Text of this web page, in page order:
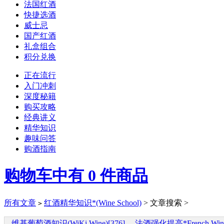
法国红酒
快捷选酒
威士忌
国产红酒
礼盒组合
积分兑换
正在流行
入门冲刺
深度秘籍
购买攻略
经典讲义
精华知识
趣味问答
购酒指南
购物车中有 0 件商品
所有文章 > 红酒精华知识*(Wine School) > 文章搜索 >